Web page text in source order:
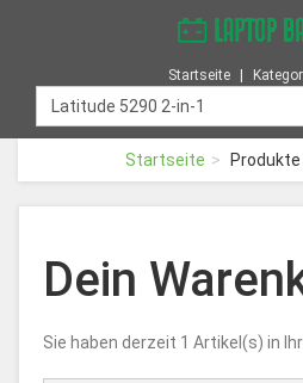
Startseite
Startseite
Dein
Sie haben derzeit 1 Artikel(s) in